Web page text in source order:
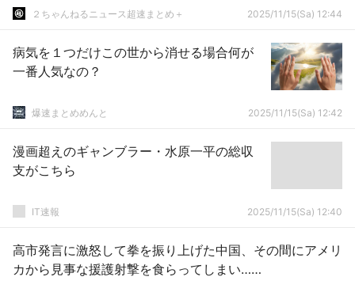
２ちゃんねるニュース超速まとめ＋ 2025/11/15(Sa) 12:44
病気を１つだけこの世から消せる場合何が
一番人気なの？
爆速まとめめんと 2025/11/15(Sa) 12:42
漫画超えのギャンブラー・水原一平の総収
支がこちら
IT速報 2025/11/15(Sa) 12:40
高市発言に激怒して拳を振り上げた中国、その間にアメリ
カから見事な援護射撃を食らってしまい……